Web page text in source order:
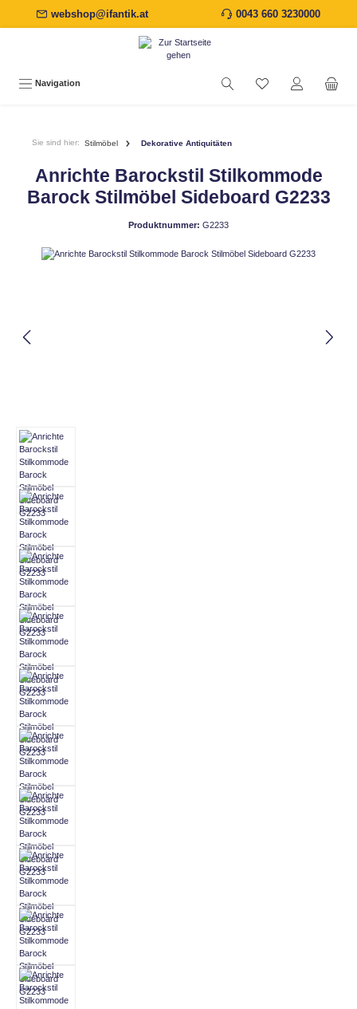
springenwebshop@ifantik.at 0043 660 3230000
Navigation
Sie sind hier: Stilmöbel Dekorative Antiquitäten
Anrichte Barockstil Stilkommode
Barock Stilmöbel Sideboard G2233
Produktnummer: G2233